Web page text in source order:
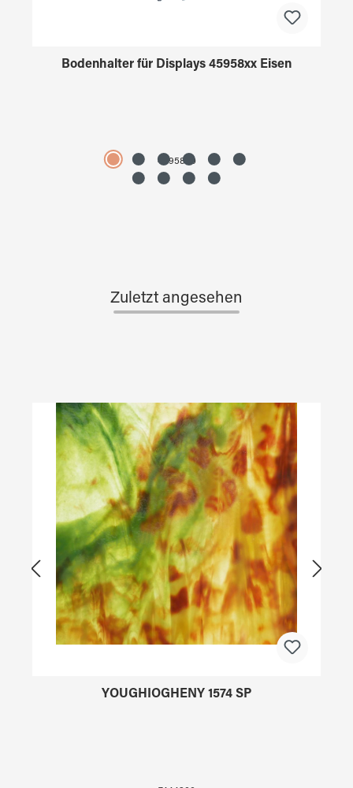
Bodenhalter für Displays 45958xx Eisen
4595890
Zuletzt angesehen
Produktgalerie überspringen
YOUGHIOGHENY 1574 SP